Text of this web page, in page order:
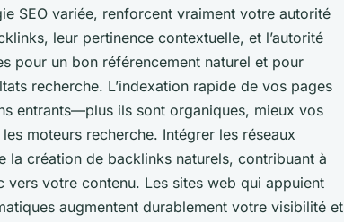
SEO variée, renforcent vraiment votre autorité
leur pertinence contextuelle, et l’autorité
pour un bon référencement naturel et pour
recherche. L’indexation rapide de vos pages
entrants—plus ils sont organiques, mieux vos
moteurs recherche. Intégrer les réseaux
la création de backlinks naturels, contribuant à
votre contenu. Les sites web qui appuient
augmentent durablement votre visibilité et